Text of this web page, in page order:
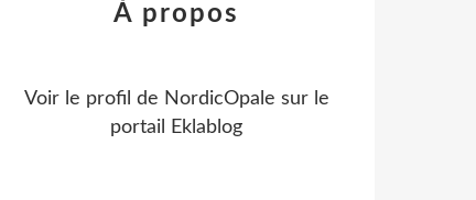
À propos
Voir le profil de NordicOpale sur le
portail Eklablog